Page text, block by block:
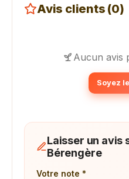
Avis clients (0)
Aucun avis
Soyez
Laisser un avis
Bérengère
Votre note *